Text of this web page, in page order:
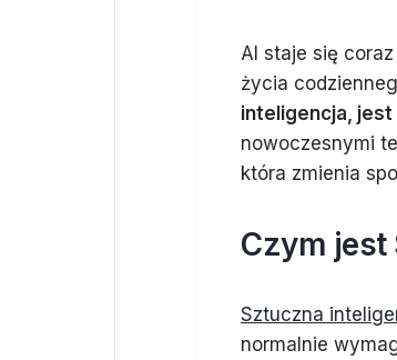
AI staje się
życia
inteligencja, jest
nowoczesnymi
która zmienia
Czym jest
Sztuczna
normalnie